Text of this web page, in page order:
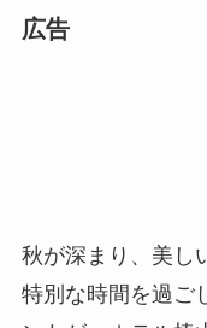
広告
秋が深まり、美し
特別な時間を過ご